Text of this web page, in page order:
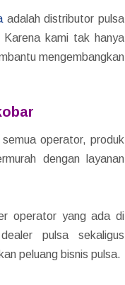
adalah distributor pulsa
Karena kami tak hanya
mengembangkan
operator, produk
dengan layanan
operator yang ada di
pulsa sekaligus
peluang bisnis pulsa.